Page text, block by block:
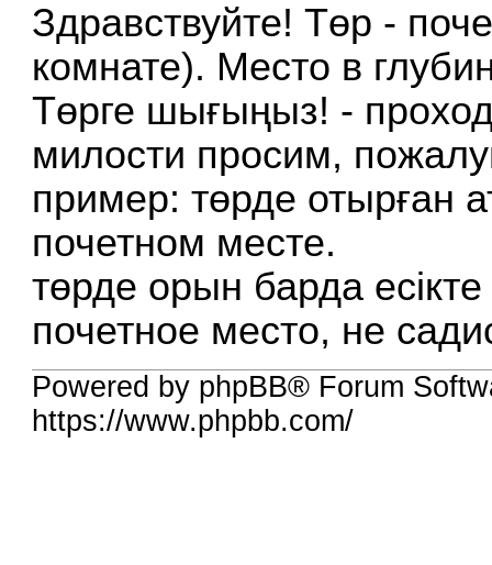
Здравствуйте! Төр -
комнате). Место в
Төрге шығыңыз! -
милости просим,
пример: төрде отырған
почетном месте.
төрде орын барда
почетное место, не
Powered by phpBB® Forum
https://www.phpbb.com/